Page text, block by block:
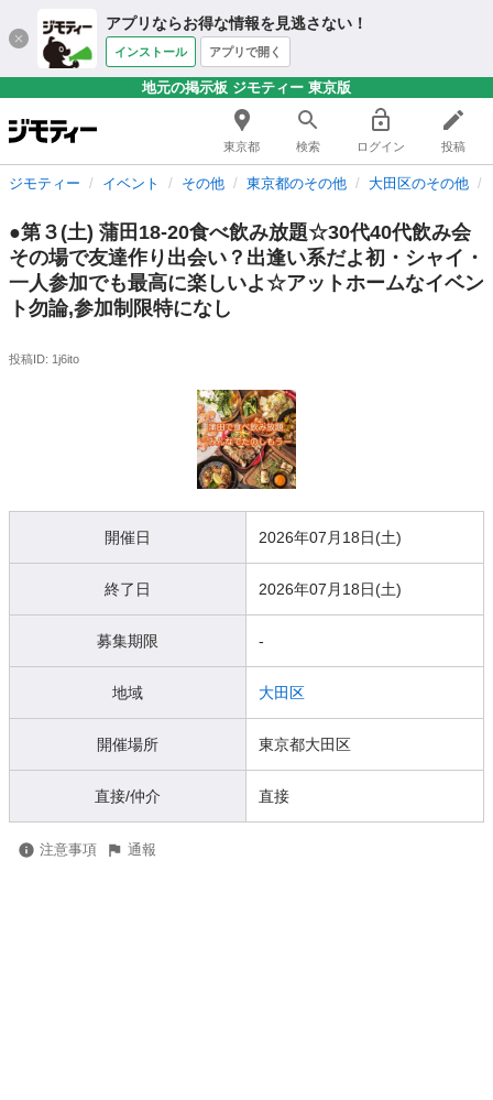
アプリならお得な情報を見逃さない！
インストール アプリで開く
地元の掲示板 ジモティー 東京版
東京都 検索 ログイン 投稿
ジモティー イベント その他 東京都のその他 大田区のその他
●第３(土) 蒲田18-20食べ飲み放題☆30代40代飲み会
その場で友達作り出会い？出逢い系だよ初・シャイ・
一人参加でも最高に楽しいよ☆アットホームなイベン
ト勿論,参加制限特になし
投稿ID: 1j6ito
開催日 2026年07月18日(土)
終了日 2026年07月18日(土)
募集期限 -
地域 大田区
開催場所 東京都大田区
直接/仲介 直接
注意事項 通報